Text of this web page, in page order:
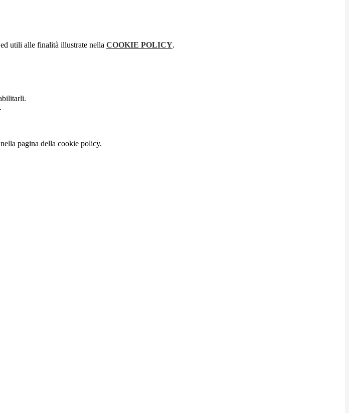
utili alle finalità illustrate nella COOKIE POLICY.
.
pagina della cookie policy.